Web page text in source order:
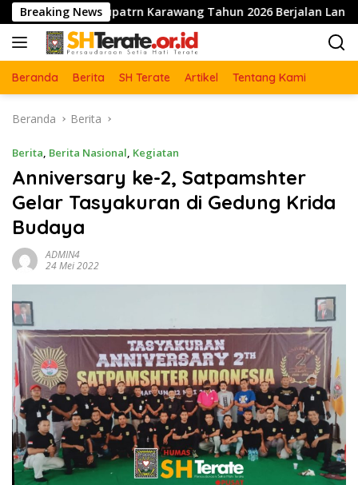
Langsung
ke
konten
Breaking NewsKarawang Tahun 2026 Berjalan Lancar dan Sukses
Beranda Berita SH Terate Artikel Tentang Kami
Beranda Berita
Berita, Berita Nasional, Kegiatan
Anniversary ke-2, Satpamshter
Gelar Tasyakuran di Gedung Krida
Budaya
ADMIN4
24 Mei 2022